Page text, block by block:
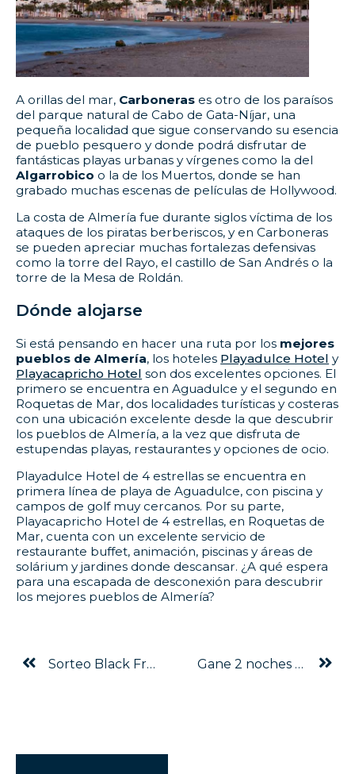
A orillas del mar, Carboneras es otro de los paraísos
del parque natural de Cabo de Gata-Níjar, una
pequeña localidad que sigue conservando su esencia
de pueblo pesquero y donde podrá disfrutar de
fantásticas playas urbanas y vírgenes como la del
Algarrobico o la de los Muertos, donde se han
grabado muchas escenas de películas de Hollywood.
La costa de Almería fue durante siglos víctima de los
ataques de los piratas berberiscos, y en Carboneras
se pueden apreciar muchas fortalezas defensivas
como la torre del Rayo, el castillo de San Andrés o la
torre de la Mesa de Roldán.
Dónde alojarse
Si está pensando en hacer una ruta por los mejores
pueblos de Almería, los hoteles Playadulce Hotel y
Playacapricho Hotel son dos excelentes opciones. El
primero se encuentra en Aguadulce y el segundo en
Roquetas de Mar, dos localidades turísticas y costeras
con una ubicación excelente desde la que descubrir
los pueblos de Almería, a la vez que disfruta de
estupendas playas, restaurantes y opciones de ocio.
Playadulce Hotel de 4 estrellas se encuentra en
primera línea de playa de Aguadulce, con piscina y
campos de golf muy cercanos. Por su parte,
Playacapricho Hotel de 4 estrellas, en Roquetas de
Mar, cuenta con un excelente servicio de
restaurante buffet, animación, piscinas y áreas de
solárium y jardines donde descansar. ¿A qué espera
para una escapada de desconexión para descubrir
los mejores pueblos de Almería?
Sorteo Black Friday Senator Hotels & Resorts Gane 2 noches de hotel gratis con nuestro sorteo de Navidad